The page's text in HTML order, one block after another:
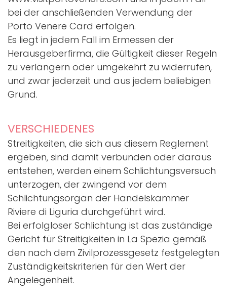
bei der anschließenden Verwendung der
Porto Venere Card erfolgen.
Es liegt in jedem Fall im Ermessen der
Herausgeberfirma, die Gültigkeit dieser Regeln
zu verlängern oder umgekehrt zu widerrufen,
und zwar jederzeit und aus jedem beliebigen
Grund.
VERSCHIEDENES
Streitigkeiten, die sich aus diesem Reglement
ergeben, sind damit verbunden oder daraus
entstehen, werden einem Schlichtungsversuch
unterzogen, der zwingend vor dem
Schlichtungsorgan der Handelskammer
Riviere di Liguria durchgeführt wird.
Bei erfolgloser Schlichtung ist das zuständige
Gericht für Streitigkeiten in La Spezia gemäß
den nach dem Zivilprozessgesetz festgelegten
Zuständigkeitskriterien für den Wert der
Angelegenheit.